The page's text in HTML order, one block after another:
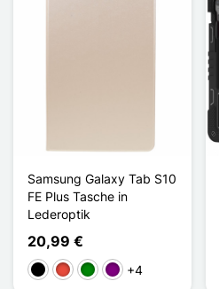
Samsung Galaxy Tab S10
FE Plus Tasche in
Lederoptik
20,99 €
Schwarz
Rot GrünViolett
+4